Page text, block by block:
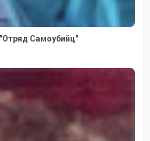
Самоубийц"